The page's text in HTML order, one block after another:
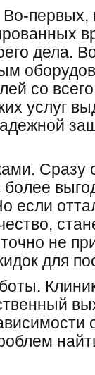
первых,
дела.
со
услуг
Сразу
более
если
не
для